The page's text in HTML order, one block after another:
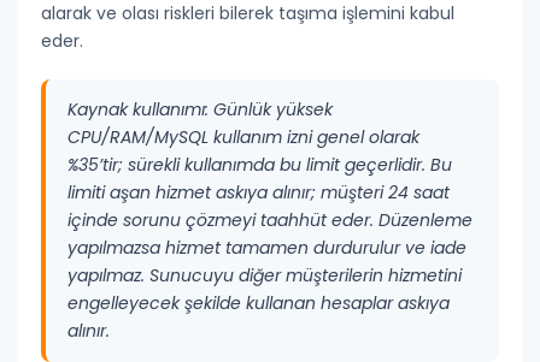
alarak ve olası riskleri bilerek taşıma işlemini kabul
eder.
Kaynak kullanımı: Günlük yüksek
CPU/RAM/MySQL kullanım izni genel olarak
%35’tir; sürekli kullanımda bu limit geçerlidir. Bu
limiti aşan hizmet askıya alınır; müşteri 24 saat
içinde sorunu çözmeyi taahhüt eder. Düzenleme
yapılmazsa hizmet tamamen durdurulur ve iade
yapılmaz. Sunucuyu diğer müşterilerin hizmetini
engelleyecek şekilde kullanan hesaplar askıya
alınır.